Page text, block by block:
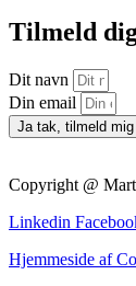
Tilmeld
Dit navn
Din email
Ja tak, tilmeld mig
Copyright @
Linkedin
Hjemmeside af